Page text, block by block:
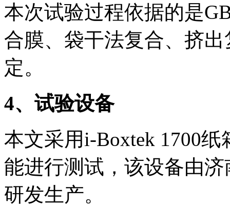
本次试验过程依据的是
合膜、袋干法复合、挤
定。
4、试验设备
本文采用i-Boxtek 1700
能进行测试，该设备由
研发生产。